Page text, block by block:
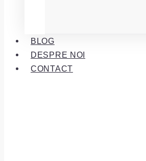
BLOG
DESPRE NOI
CONTACT